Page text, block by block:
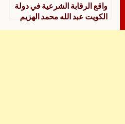
واقع الرقابة الشرعية في دولة
الكويت عبد الله محمد الهزيم